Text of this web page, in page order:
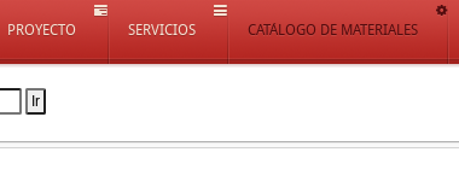
PROYECTO SERVICIOS CATÁLOGO DE MATERIALES